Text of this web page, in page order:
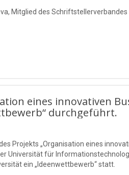
Mitglied des
eines innovativen
durchgeführt.
Projekts „Organisation eines
Universität für
ein „Ideenwettbewerb“ statt.